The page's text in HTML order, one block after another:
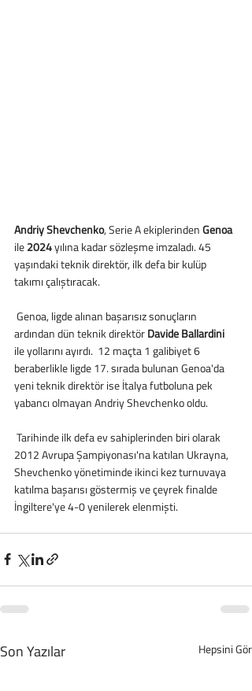
Andriy Shevchenko, Serie A ekiplerinden Genoa
ile 2024 yılına kadar sözleşme imzaladı. 45
yaşındaki teknik direktör, ilk defa bir kulüp
takımı çalıştıracak.
ardından dün teknik direktör Davide Ballardini
ile yollarını ayırdı.  12 maçta 1 galibiyet 6
beraberlikle ligde 17. sırada bulunan Genoa'da
yeni teknik direktör ise İtalya futboluna pek
yabancı olmayan Andriy Shevchenko oldu.
2012 Avrupa Şampiyonası'na katılan Ukrayna,
Shevchenko yönetiminde ikinci kez turnuvaya
katılma başarısı göstermiş ve çeyrek finalde
İngiltere'ye 4-0 yenilerek elenmişti.
Son Yazılar Hepsini Gör